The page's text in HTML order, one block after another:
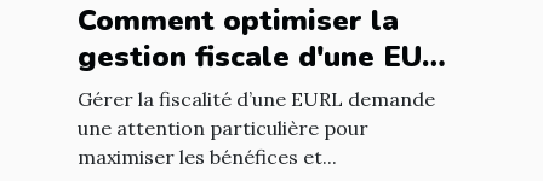
Comment optimiser la
gestion fiscale d'une EURL
?
Gérer la fiscalité d’une EURL demande
une attention particulière pour
maximiser les bénéfices et...